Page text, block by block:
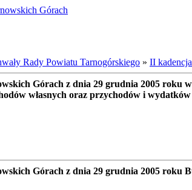
Górach
Rady Powiatu Tarnogórskiego » II
Górach z dnia 29 grudnia 2005
własnych oraz przychodów i
Górach z dnia 29 grudnia 2005 roku